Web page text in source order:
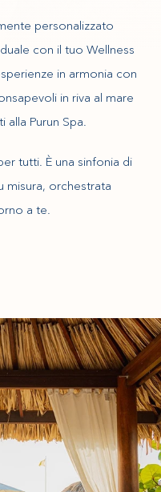
personalizzato
con il tuo Wellness
in armonia con
in riva al mare
alla Purun Spa.
tutti. È una sinfonia di
misura, orchestrata
a te.